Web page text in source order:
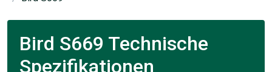
Bird S669 Technische
Spezifikationen